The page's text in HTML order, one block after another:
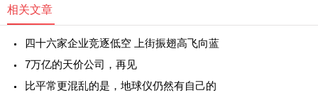
相关文章
四十六家企业竞逐低空 上街振翅高飞向蓝
7万亿的天价公司，再见
比平常更混乱的是，地球仪仍然有自己的